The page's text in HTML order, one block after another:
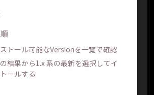
トール可能なVersionを一覧で確認
結果から1.x 系の最新を選択してイ
ールする